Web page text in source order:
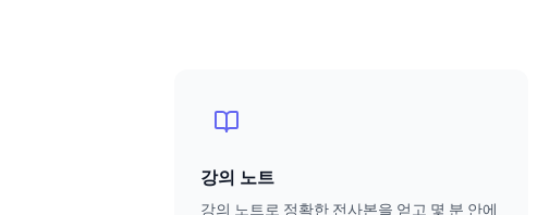
강의 노트
강의 노트로 정확한 전사본을 얻고 몇 분 안에